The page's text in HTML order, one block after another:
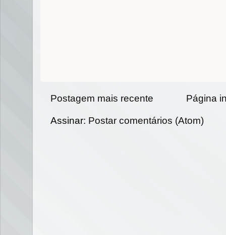
Postagem mais recente Página
Assinar: Postar comentários (Atom)